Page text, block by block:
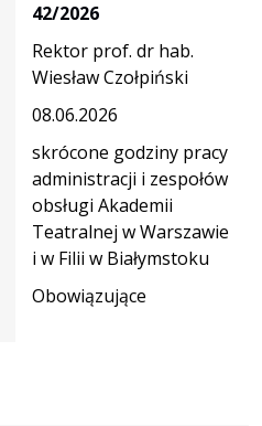
42/2026
Rektor prof. dr hab.
Wiesław Czołpiński
08.06.2026
skrócone godziny pracy
administracji i zespołów
obsługi Akademii
Teatralnej w Warszawie
i w Filii w Białymstoku
Obowiązujące